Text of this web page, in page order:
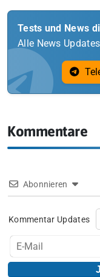
Tests und News
Alle News
Kommentare
Abonnieren
Kommentar Updates